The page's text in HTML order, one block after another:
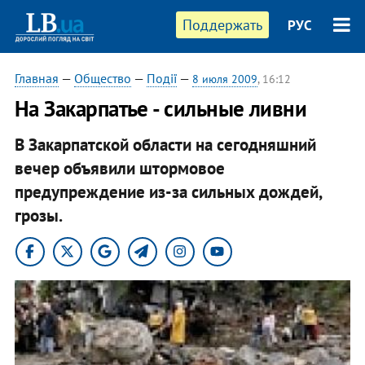
Поддержать РУС
Главная — Общество — Події— 8 июля 2009, 16:12
На Закарпатье - сильные ливни
В Закарпатской области на сегодняшний
вечер объявили штормовое
предупреждение из-за сильных дождей,
грозы.